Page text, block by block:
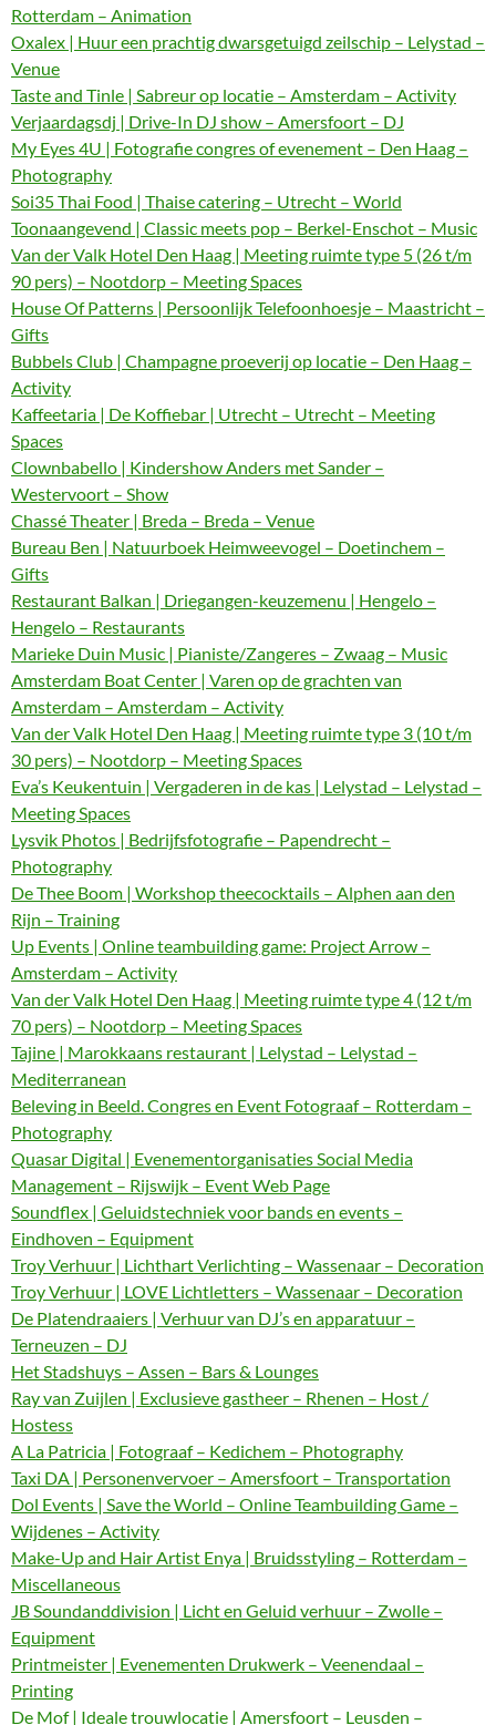
Rotterdam – Animation
Oxalex | Huur een prachtig dwarsgetuigd zeilschip – Lelystad –
Venue
Taste and Tinle | Sabreur op locatie – Amsterdam – Activity
Verjaardagsdj | Drive-In DJ show – Amersfoort – DJ
My Eyes 4U | Fotografie congres of evenement – Den Haag –
Photography
Soi35 Thai Food | Thaise catering – Utrecht – World
Toonaangevend | Classic meets pop – Berkel-Enschot – Music
Van der Valk Hotel Den Haag | Meeting ruimte type 5 (26 t/m
90 pers) – Nootdorp – Meeting Spaces
House Of Patterns | Persoonlijk Telefoonhoesje – Maastricht –
Gifts
Bubbels Club | Champagne proeverij op locatie – Den Haag –
Activity
Kaffeetaria | De Koffiebar | Utrecht – Utrecht – Meeting
Spaces
Clownbabello | Kindershow Anders met Sander –
Westervoort – Show
Chassé Theater | Breda – Breda – Venue
Bureau Ben | Natuurboek Heimweevogel – Doetinchem –
Gifts
Restaurant Balkan | Driegangen-keuzemenu | Hengelo –
Hengelo – Restaurants
Marieke Duin Music | Pianiste/Zangeres – Zwaag – Music
Amsterdam Boat Center | Varen op de grachten van
Amsterdam – Amsterdam – Activity
Van der Valk Hotel Den Haag | Meeting ruimte type 3 (10 t/m
30 pers) – Nootdorp – Meeting Spaces
Eva’s Keukentuin | Vergaderen in de kas | Lelystad – Lelystad –
Meeting Spaces
Lysvik Photos | Bedrijfsfotografie – Papendrecht –
Photography
De Thee Boom | Workshop theecocktails – Alphen aan den
Rijn – Training
Up Events | Online teambuilding game: Project Arrow –
Amsterdam – Activity
Van der Valk Hotel Den Haag | Meeting ruimte type 4 (12 t/m
70 pers) – Nootdorp – Meeting Spaces
Tajine | Marokkaans restaurant | Lelystad – Lelystad –
Mediterranean
Beleving in Beeld. Congres en Event Fotograaf – Rotterdam –
Photography
Quasar Digital | Evenementorganisaties Social Media
Management – Rijswijk – Event Web Page
Soundflex | Geluidstechniek voor bands en events –
Eindhoven – Equipment
Troy Verhuur | Lichthart Verlichting – Wassenaar – Decoration
Troy Verhuur | LOVE Lichtletters – Wassenaar – Decoration
De Platendraaiers | Verhuur van DJ’s en apparatuur –
Terneuzen – DJ
Het Stadshuys – Assen – Bars & Lounges
Ray van Zuijlen | Exclusieve gastheer – Rhenen – Host /
Hostess
A La Patricia | Fotograaf – Kedichem – Photography
Taxi DA | Personenvervoer – Amersfoort – Transportation
Dol Events | Save the World – Online Teambuilding Game –
Wijdenes – Activity
Make-Up and Hair Artist Enya | Bruidsstyling – Rotterdam –
Miscellaneous
JB Soundanddivision | Licht en Geluid verhuur – Zwolle –
Equipment
Printmeister | Evenementen Drukwerk – Veenendaal –
Printing
De Mof | Ideale trouwlocatie | Amersfoort – Leusden –